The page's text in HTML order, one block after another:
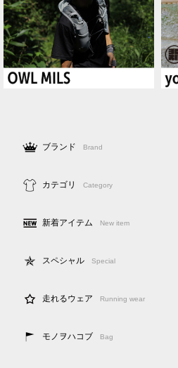
ブランド Brand
カテゴリ Category
新着アイテム New item
スペシャル Special
走れるウェア Running wear
モノヲハコブ Bag